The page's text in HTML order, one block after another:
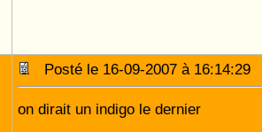
Posté le 16-09-2007 à
on dirait un indigo le dernier